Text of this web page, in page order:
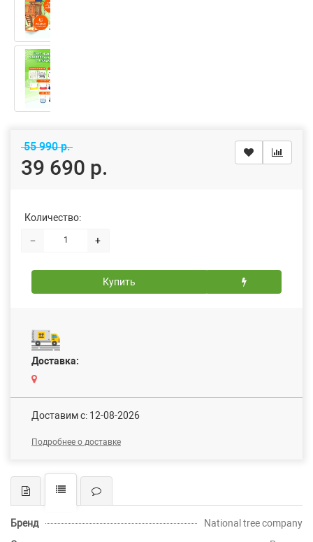
55 990 р.
39 690 р.
Количество:
− +
Купить
Доставка:
Доставим c: 12-08-2026
Подробнее о доставке
Бренд
National tree company